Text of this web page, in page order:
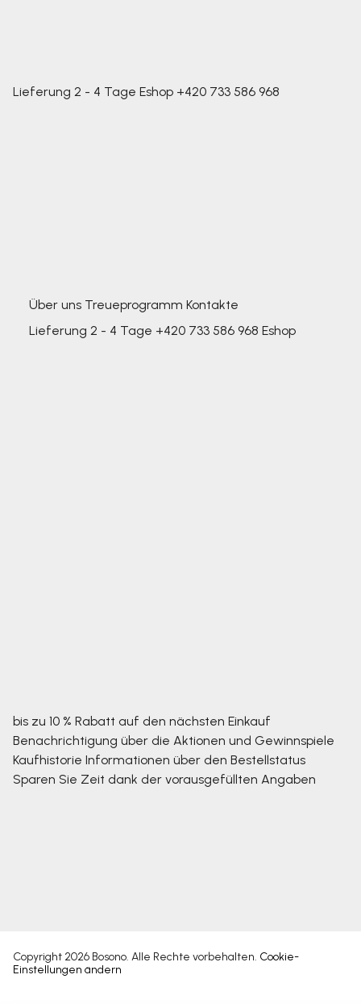
Lieferung 2 - 4 Tage Eshop +420 733 586 968
Über uns Treueprogramm Kontakte
Lieferung 2 - 4 Tage +420 733 586 968 Eshop
bis zu 10 % Rabatt auf den nächsten Einkauf
Benachrichtigung über die Aktionen und Gewinnspiele
Kaufhistorie Informationen über den Bestellstatus
Sparen Sie Zeit dank der vorausgefüllten Angaben
Copyright 2026 Bosono. Alle Rechte vorbehalten. Cookie-
Einstellungen ändern